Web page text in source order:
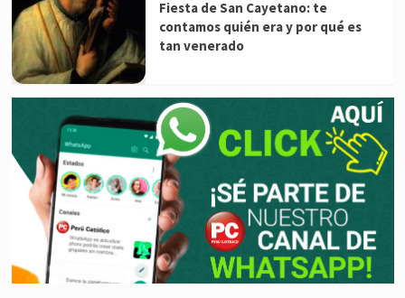
Fiesta de San Cayetano: te
contamos quién era y por qué es
tan venerado